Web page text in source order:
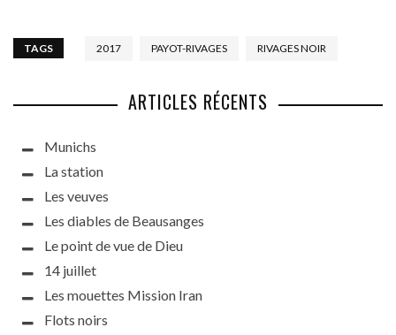
TAGS 2017 PAYOT-RIVAGES RIVAGES NOIR
ARTICLES RÉCENTS
Munichs
La station
Les veuves
Les diables de Beausanges
Le point de vue de Dieu
14 juillet
Les mouettes Mission Iran
Flots noirs